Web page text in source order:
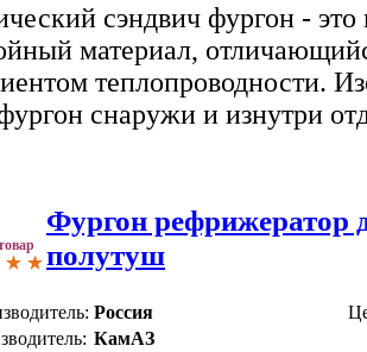
сэндвич фургон -
материал,
теплопроводности.
снаружи и изнутри
Фургон рефрижератор
полутуш
Россия
КамАЗ